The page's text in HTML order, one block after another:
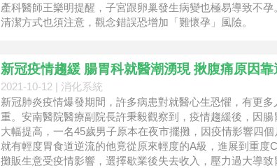
產科醫師王樂明提醒，子宮跟卵巢發生病變也極易導致不
清潔方式也須注意，觀念錯誤恐增加「難懷孕」風險。
新冠疫情趨緩 腸胃科就醫潮湧現 揪腹痛原因靠
2021-10-12 | 消化系統
新冠肺炎疫情爆發期間，許多病患對就醫心生恐懼，有更
重。安南醫院醫療副院長許秉毅觀察到，疫情趨緩後，因
大幅提高，一名45歲男子原本在夜市擺攤，因疫情影響四
就有輕度胃食道逆流的他竟從原來輕度的A級，進展到重度
攤販生意受疫情影響，選擇歇業後失去收入，壓力過大導